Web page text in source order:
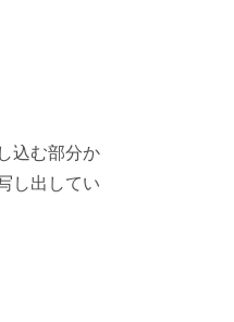
込む部分か
し出してい